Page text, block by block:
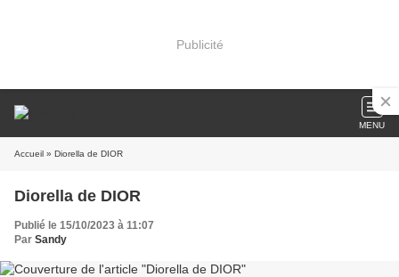
Publicité
MENU
Accueil » Diorella de DIOR
Diorella de DIOR
Publié le 15/10/2023 à 11:07
Par Sandy